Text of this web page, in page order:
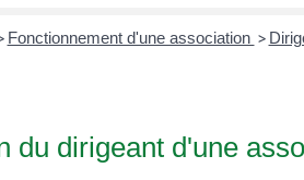
Fonctionnement d'une association >
du dirigeant d'une